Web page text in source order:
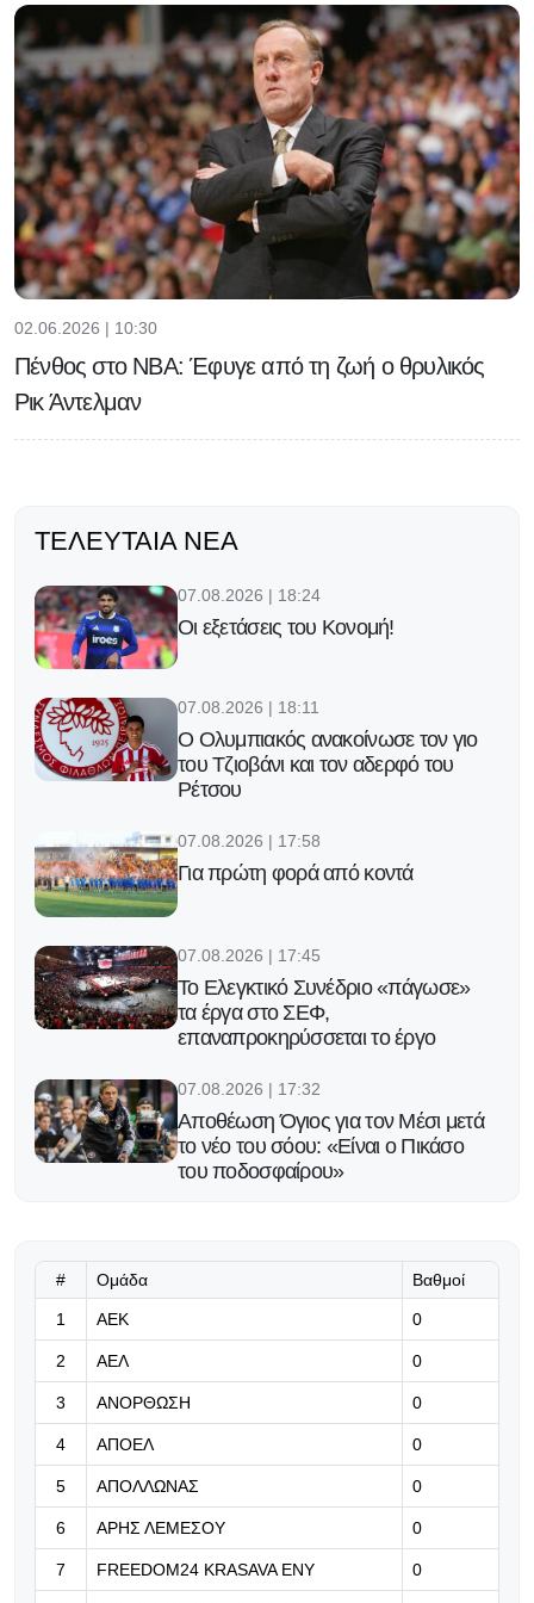
02.06.2026 | 10:30
Πένθος στο NBA: Έφυγε από τη ζωή ο θρυλικός
Ρικ Άντελμαν
ΤΕΛΕΥΤΑΊΑ ΝΈΑ
07.08.2026 | 18:24
Οι εξετάσεις του Κονομή!
07.08.2026 | 18:11
Ο Ολυμπιακός ανακοίνωσε τον γιο
του Τζιοβάνι και τον αδερφό του
Ρέτσου
07.08.2026 | 17:58
Για πρώτη φορά από κοντά
07.08.2026 | 17:45
Το Ελεγκτικό Συνέδριο «πάγωσε»
τα έργα στο ΣΕΦ,
επαναπροκηρύσσεται το έργο
07.08.2026 | 17:32
Αποθέωση Όγιος για τον Μέσι μετά
το νέο του σόου: «Είναι ο Πικάσο
του ποδοσφαίρου»
Έντονη η κινητικότητα στα εισιτήρια
της ρεβάνς - Τόσα εισιτήρια κόπηκαν
Δεν θα γίνει το φιλικό ανάμεσα σε
ΑΕΛ και Ανόρθωση
F1: Πτώση 61% στα έσοδα της F1 –
# Ομάδα Βαθμοί
1 ΑΕΚ 0
2 ΑΕΛ 0
3 ΑΝΟΡΘΩΣΗ 0
4 ΑΠΟΕΛ 0
5 ΑΠΟΛΛΩΝΑΣ 0
6 ΑΡΗΣ ΛΕΜΕΣΟΥ 0
7 FREEDOM24 KRASAVA ΕΝΥ 0